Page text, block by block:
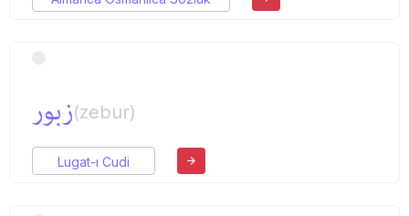
زبور(zebur)
Lugat-ı Cudi